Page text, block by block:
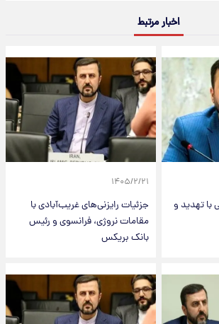
اخبار مرتبط
با تهدید و
۱۴۰۵/۲/۲۱
جزئیات رایزنی‌های غریب‌آبادی با
مقامات نروژی، فرانسوی و رئیس
بانک بریکس